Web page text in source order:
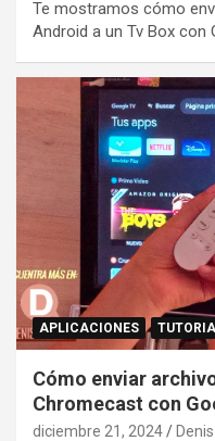
Te mostramos cómo
Android a un Tv Box con
APLICACIONES
Cómo enviar
Chromecast con
diciembre 21, 2024 Denis